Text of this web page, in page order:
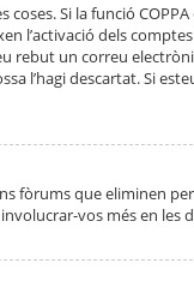
Si la funció
l’activació dels
un correu
l’hagi descartat. Si
fòrums que eliminen
vos més en les